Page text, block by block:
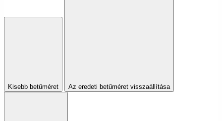
Kisebb betűméret Az eredeti betűméret visszaállítása